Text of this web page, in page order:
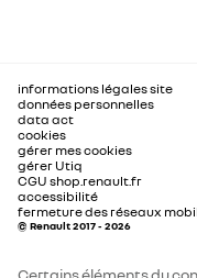
informations légales site
données personnelles
data act
cookies
gérer mes cookies
gérer Utiq
CGU shop.renault.fr
accessibilité
fermeture des réseaux
© Renault 2017 - 2026